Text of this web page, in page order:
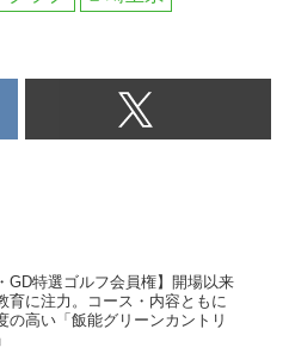
GD特選ゴルフ会員権】開場以来
育に注力。コース・内容ともに
の高い「飯能グリーンカントリ